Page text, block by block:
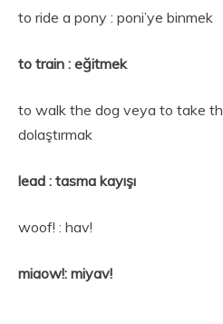
to ride a pony : poni’ye binmek
to train : eğitmek
to walk the dog veya to take
dolaştırmak
lead : tasma kayışı
woof! : hav!
miaow!: miyav!